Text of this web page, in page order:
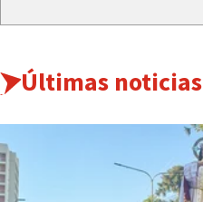
Últimas noticias